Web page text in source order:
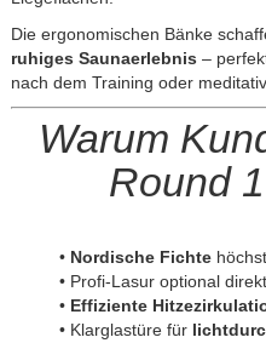
Die ergonomischen Bänke
ruhiges Saunaerlebnis –
nach dem Training oder
Warum
Round
• Nordische Fichte
• Profi-Lasur optional
• Effiziente
• Klarglastüre für